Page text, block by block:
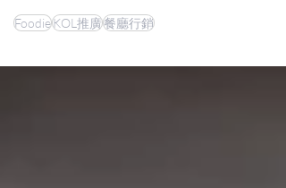
FoodieKOL推廣餐廳行銷